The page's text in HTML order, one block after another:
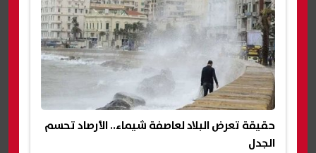
حقيقة تعرض البلاد لعاصفة شيماء.. الأرصاد تحسم
الجدل